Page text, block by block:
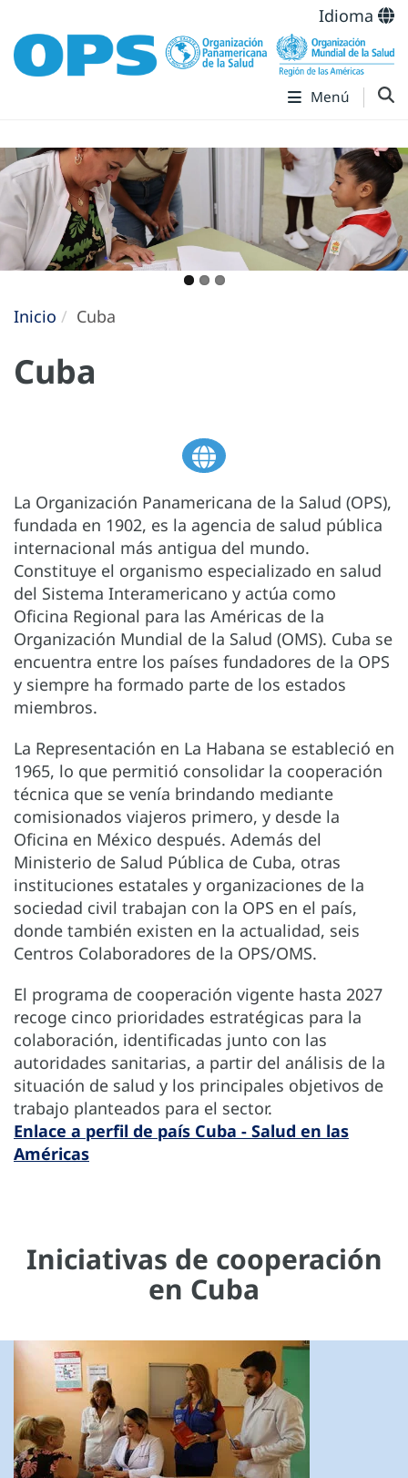
Idioma
Menú
Inicio Cuba
Cuba
La Organización Panamericana de la Salud (OPS),
fundada en 1902, es la agencia de salud pública
internacional más antigua del mundo.
Constituye el organismo especializado en salud
del Sistema Interamericano y actúa como
Oficina Regional para las Américas de la
Organización Mundial de la Salud (OMS). Cuba se
encuentra entre los países fundadores de la OPS
y siempre ha formado parte de los estados
miembros.
La Representación en La Habana se estableció en
1965, lo que permitió consolidar la cooperación
técnica que se venía brindando mediante
comisionados viajeros primero, y desde la
Oficina en México después. Además del
Ministerio de Salud Pública de Cuba, otras
instituciones estatales y organizaciones de la
sociedad civil trabajan con la OPS en el país,
donde también existen en la actualidad, seis
Centros Colaboradores de la OPS/OMS.
El programa de cooperación vigente hasta 2027
recoge cinco prioridades estratégicas para la
colaboración, identificadas junto con las
autoridades sanitarias, a partir del análisis de la
situación de salud y los principales objetivos de
trabajo planteados para el sector.
Enlace a perfil de país Cuba - Salud en las
Américas
Iniciativas de cooperación
en Cuba